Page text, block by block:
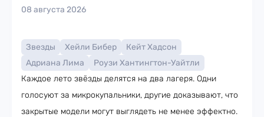
08 августа 2026
Звезды Хейли Бибер
Кейт Хадсон
Адриана Лима
Роузи Хантингтон-Уайтли
Каждое лето звёзды делятся на два лагеря. Одни
голосуют за микрокупальники, другие доказывают, что
закрытые модели могут выглядеть не менее эффектно.